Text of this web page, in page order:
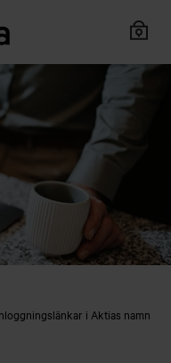
i Aktias namn